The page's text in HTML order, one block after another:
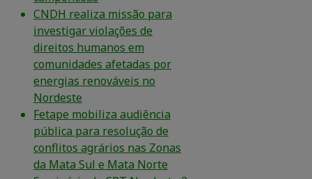
CNDH realiza missão para
investigar violações de
direitos humanos em
comunidades afetadas por
energias renováveis no
Nordeste
Fetape mobiliza audiência
pública para resolução de
conflitos agrários nas Zonas
da Mata Sul e Mata Norte